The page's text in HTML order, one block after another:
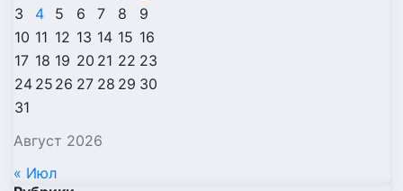
Август 2026
3
4 5 6 7 8
9
10 11 12 13 14 15 16
17 18 19 20 21 22 23
24 25 26 27 28 29 30
31
« Июл